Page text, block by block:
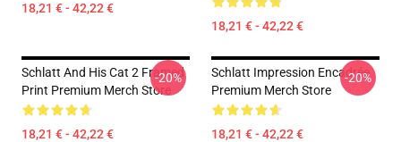
18,21 € - 42,22 €
18,21 € - 42,22 €
Schlatt And His Cat 2 Framed
Print Premium Merch Store
18,21 € - 42,22 €
-20%
Schlatt Impression Encadrée
Premium Merch Store
18,21 € - 42,22 €
-20%